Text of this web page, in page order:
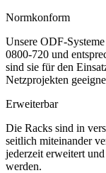
Normkonform
Unsere ODF-
0800-720 und
sind sie für den
Netzprojekten
Erweiterbar
Die Racks sind in
seitlich miteinander
jederzeit erweitert
werden.